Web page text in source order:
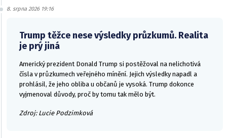
8. srpna 2026 19:16
Trump těžce nese výsledky průzkumů. Realita
je prý jiná
Americký prezident Donald Trump si postěžoval na nelichotivá
čísla v průzkumech veřejného mínění. Jejich výsledky napadl a
prohlásil, že jeho obliba u občanů je vysoká. Trump dokonce
vyjmenoval důvody, proč by tomu tak mělo být.
Zdroj: Lucie Podzimková